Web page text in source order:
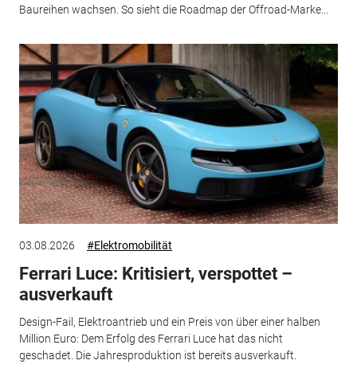
Baureihen wachsen. So sieht die Roadmap der Offroad-Marke...
03.08.2026 #Elektromobilität
Ferrari Luce: Kritisiert, verspottet –
ausverkauft
Design-Fail, Elektroantrieb und ein Preis von über einer halben
Million Euro: Dem Erfolg des Ferrari Luce hat das nicht
geschadet. Die Jahresproduktion ist bereits ausverkauft.